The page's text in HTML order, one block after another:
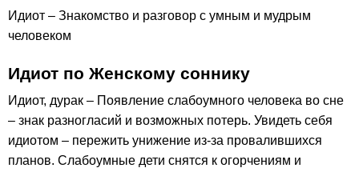
Идиот – Знакомство и разговор с умным и мудрым
человеком
Идиот по Женскому соннику
Идиот, дурак – Появление слабоумного человека во сне
– знак разногласий и возможных потерь. Увидеть себя
идиотом – пережить унижение из-за провалившихся
планов. Слабоумные дети снятся к огорчениям и